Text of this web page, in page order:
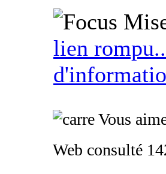
lien
Vous
Web consulté